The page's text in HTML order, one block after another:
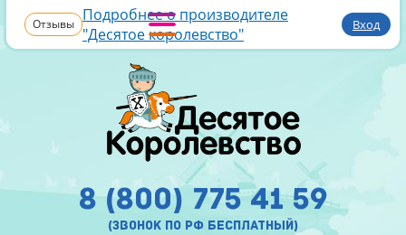
Отзывы Подробнее о производителе
"Десятое королевство"
Вход
8 (800) 775 41 59
(звонок по рф бесплатный)